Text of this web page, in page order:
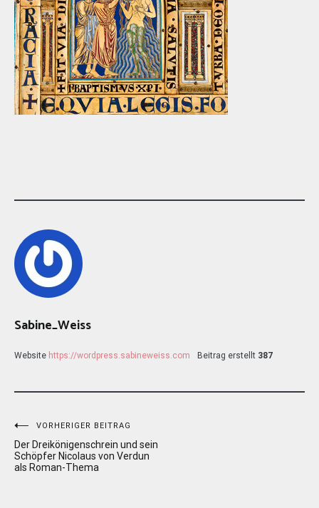
Sabine_Weiss
Website https://wordpress.sabineweiss.com Beitrag erstellt 387
Beitragsnavigation
VORHERIGER BEITRAG
Der Dreikönigenschrein und sein
Schöpfer Nicolaus von Verdun
als Roman-Thema